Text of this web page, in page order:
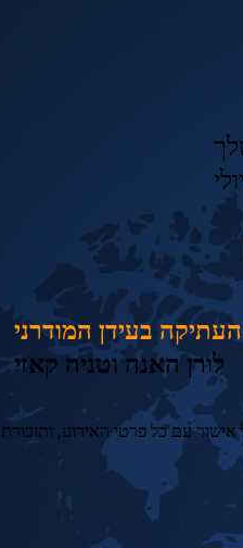
בעידן המודרני
לורן האנה וטניה קאזי
עם כל פרטי האירוע, ותזכורת